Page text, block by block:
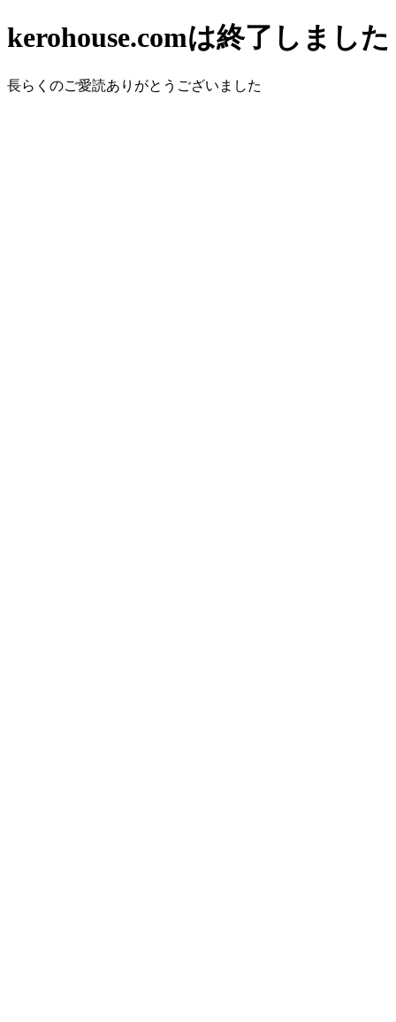
kerohouse.comは終了しました
長らくのご愛読ありがとうございました